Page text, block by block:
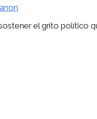
el grito político